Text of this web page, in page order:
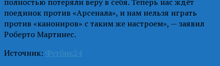
поединок против «Арсенала», и нам нельзя играть
против «канониров» с таким же настроем», — заявил
Роберто Мартинес.
Источник: Футбик24